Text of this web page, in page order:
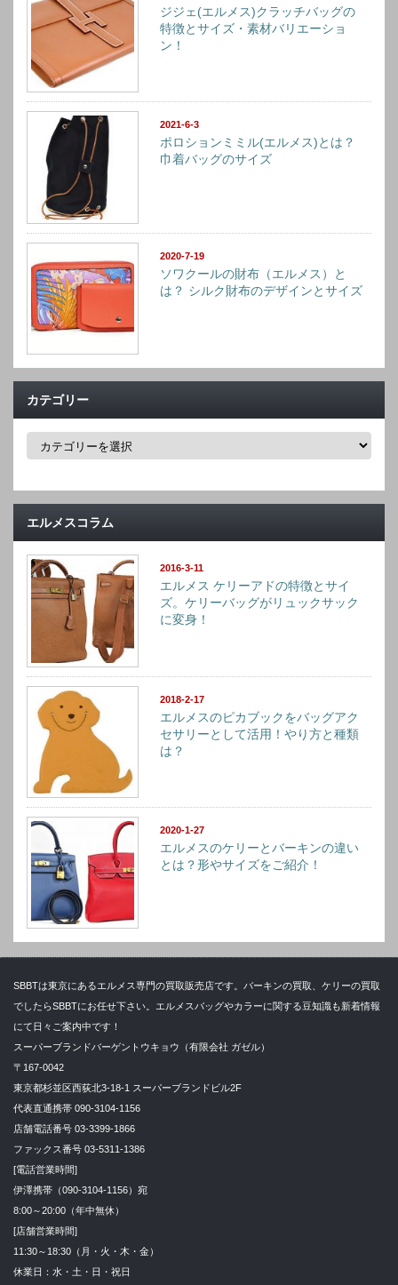
ジジェ(エルメス)クラッチバッグの
特徴とサイズ・素材バリエーショ
ン！
2021-6-3
ポロションミミル(エルメス)とは？
巾着バッグのサイズ
2020-7-19
ソワクールの財布（エルメス）と
は？ シルク財布のデザインとサイズ
カテゴリー
カ
ー
エルメスコラム
2016-3-11
エルメス ケリーアドの特徴とサイ
ズ。ケリーバッグがリュックサック
に変身！
2018-2-17
エルメスのピカブックをバッグアク
セサリーとして活用！やり方と種類
は？
2020-1-27
エルメスのケリーとバーキンの違い
とは？形やサイズをご紹介！
SBBTは東京にあるエルメス専門の買取販売店です。バーキンの買取、ケリーの買取
でしたらSBBTにお任せ下さい。エルメスバッグやカラーに関する豆知識も新着情報
にて日々ご案内中です！
スーパーブランドバーゲントウキョウ（有限会社 ガゼル）
〒167-0042
東京都杉並区西荻北3-18-1 スーパーブランドビル2F
代表直通携帯 090-3104-1156
店舗電話番号 03-3399-1866
ファックス番号 03-5311-1386
[電話営業時間]
伊澤携帯（090-3104-1156）宛
8:00～20:00（年中無休）
[店舗営業時間]
11:30～18:30（月・火・木・金）
休業日：水・土・日・祝日